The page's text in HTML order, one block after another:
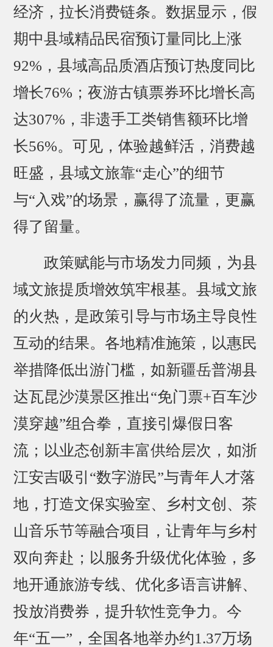
经济，拉长消费链条。数据显示，假
期中县域精品民宿预订量同比上涨
92%，县域高品质酒店预订热度同比
增长76%；夜游古镇票券环比增长高
达307%，非遗手工类销售额环比增
长56%。可见，体验越鲜活，消费越
旺盛，县域文旅靠“走心”的细节
与“入戏”的场景，赢得了流量，更赢
得了留量。
政策赋能与市场发力同频，为县
域文旅提质增效筑牢根基。县域文旅
的火热，是政策引导与市场主导良性
互动的结果。各地精准施策，以惠民
举措降低出游门槛，如新疆岳普湖县
达瓦昆沙漠景区推出“免门票+百车沙
漠穿越”组合拳，直接引爆假日客
流；以业态创新丰富供给层次，如浙
江安吉吸引“数字游民”与青年人才落
地，打造文保实验室、乡村文创、茶
山音乐节等融合项目，让青年与乡村
双向奔赴；以服务升级优化体验，多
地开通旅游专线、优化多语言讲解、
投放消费券，提升软性竞争力。今
年“五一”，全国各地举办约1.37万场